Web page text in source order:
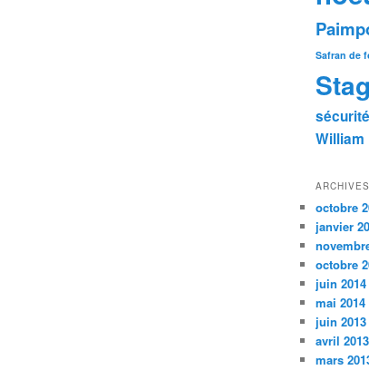
Safran de
sécurité
William
ARCHIVES
octobre
janvier
octobre
juin 2014
mai 2014
juin 2013
avril 2013
mars